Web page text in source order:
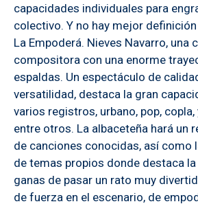
capacidades individuales para
colectivo. Y no hay mejor
La Empoderá. Nieves Navarro, una
compositora con una enorme
espaldas. Un espectáculo de
versatilidad, destaca la gran
varios registros, urbano, pop,
entre otros. La albaceteña hará un
de canciones conocidas, así como
de temas propios donde destaca
ganas de pasar un rato muy
de fuerza en el escenario, de